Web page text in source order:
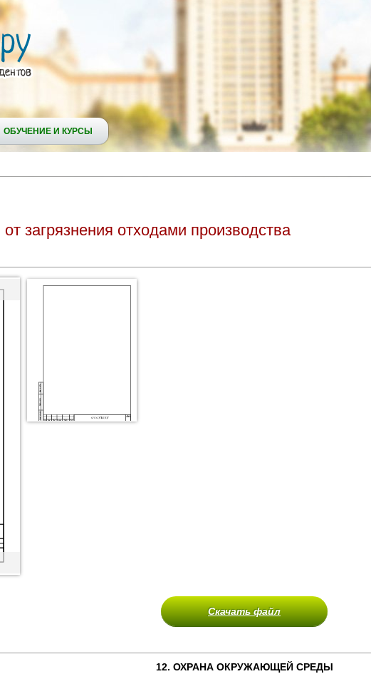
ОБУЧЕНИЕ И КУРСЫ
загрязнения отходами производства
Скачать файл
12. ОХРАНА ОКРУЖАЮЩЕЙ СРЕДЫ